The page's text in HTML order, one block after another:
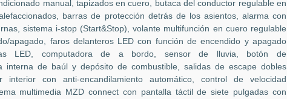
manual, tapizados en cuero, butaca del conductor regulable en
barras de protección detrás de los asientos, alarma con
sistema i-stop (Start&Stop), volante multifunción en cuero regulable
apagado, faros delanteros LED con función de encendido y apagado
LED, computadora de a bordo, sensor de lluvia, botón de
interna de baúl y depósito de combustible, salidas de escape dobles
interior con anti-encandilamiento automático, control de velocidad
multimedia MZD connect con pantalla táctil de siete pulgadas con